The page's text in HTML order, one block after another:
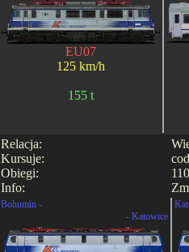
EU07
125 km/h
155 t
Relacja:
Kursuje:
Obiegi:
Info:
Bohumin -
- Katowice